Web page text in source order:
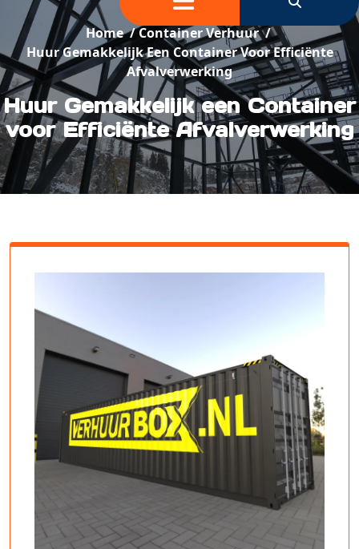
Home/Container Verhuur/
Huur Gemakkelijk Een Container Voor Efficiënte
Afvalverwerking
Huur Gemakkelijk een Container
voor Efficiënte Afvalverwerking